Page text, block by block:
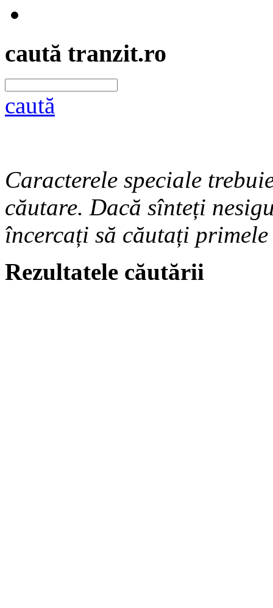
caută tranzit.ro
caută
Caracterele speciale
căutare. Dacă sînteți
încercați să căutați
Rezultatele căutării